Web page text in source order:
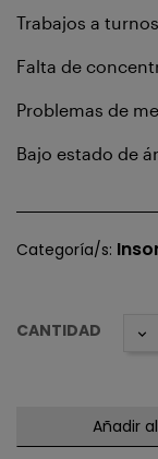
Trabajos a
Falta de
Problemas de
Bajo estado de
Categoría/s:
CANTIDAD
Añadir